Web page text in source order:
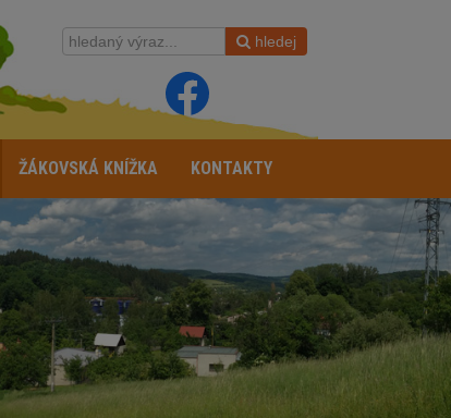
hledej
ŽÁKOVSKÁ KNÍŽKA KONTAKTY